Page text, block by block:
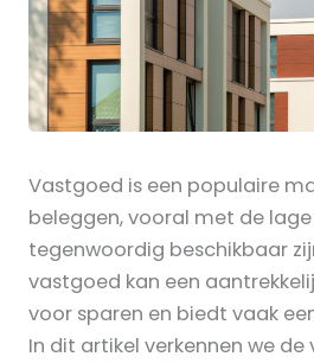
Vastgoed is een populaire
beleggen, vooral met de
tegenwoordig beschikbaar
vastgoed kan een
voor sparen en biedt vaak
In dit artikel verkennen we de